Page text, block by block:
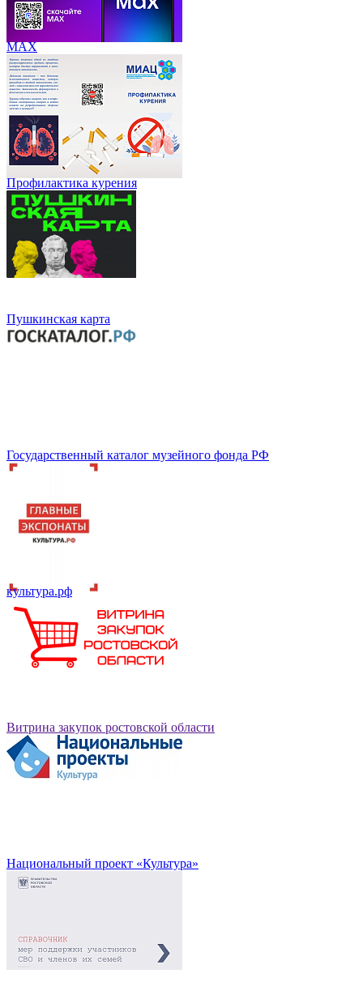
МАХ
Профилактика курения
Пушкинская карта
Государственный каталог музейного фонда РФ
культура.рф
Витрина закупок ростовской области
Национальный проект «Культура»